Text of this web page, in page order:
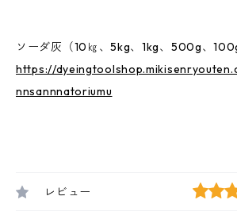
ソーダ灰（10㎏、5kg、1kg、500g、
https://
nnsannnatoriumu
レビュー